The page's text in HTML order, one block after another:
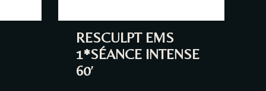
RESCULPT EMS
1*SÉANCE INTENSE
60′